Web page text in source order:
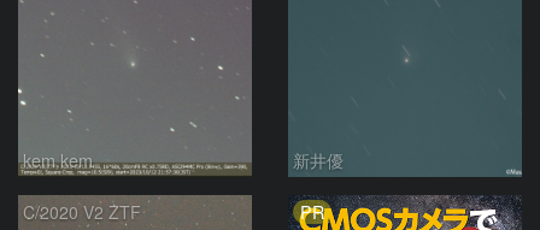
kem.kem 新井優
C/2020 V2 ZTF PR